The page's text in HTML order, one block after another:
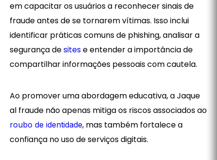
em capacitar os usuários a reconhecer sinais de
fraude antes de se tornarem vítimas. Isso inclui
identificar práticas comuns de phishing, analisar a
segurança desitese entender a importância de
compartilhar informações pessoais com cautela.
Ao promover uma abordagem educativa, a Jaque
al fraude não apenas mitiga os riscos associados ao
roubo de identidade, mas também fortalece a
confiança no uso de serviços digitais.